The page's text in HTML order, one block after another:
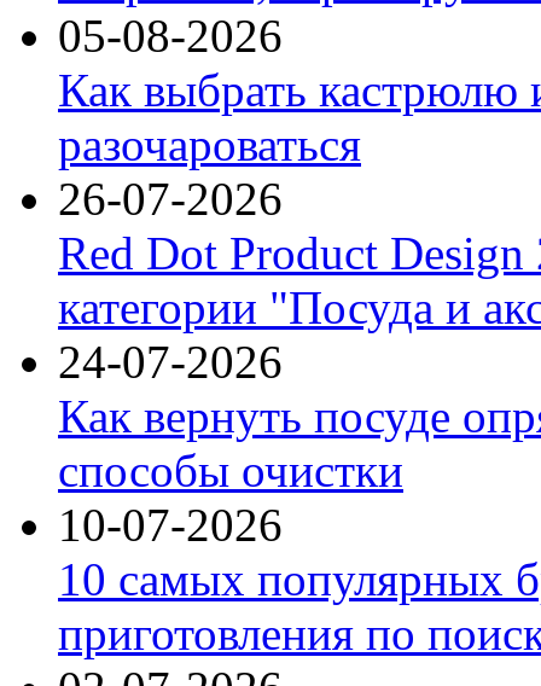
05-08-2026
Как выбрать кастрюлю
разочароваться
26-07-2026
Red Dot Product Design
категории "Посуда и
24-07-2026
Как вернуть посуде
способы очистки
10-07-2026
10 самых популярных
приготовления по